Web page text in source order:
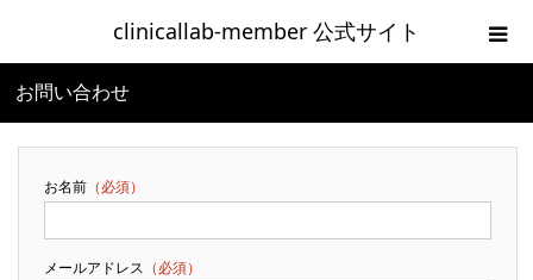
clinicallab-member 公式サイト
お問い合わせ
お名前 （必須）
メールアドレス （必須）
ホーム
新規登録